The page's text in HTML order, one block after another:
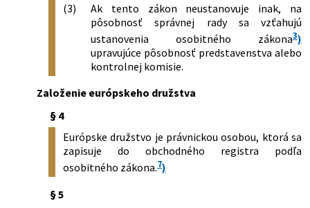
(3)
Ak tento zákon neustanovuje inak, na
pôsobnosť správnej rady sa vzťahujú
ustanovenia osobitného zákona3)
upravujúce pôsobnosť predstavenstva alebo
kontrolnej komisie.
Založenie európskeho družstva
§ 4
Európske družstvo je právnickou osobou, ktorá sa
zapisuje do obchodného registra podľa
osobitného zákona.7)
§ 5